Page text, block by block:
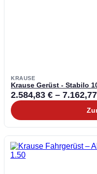
KRAUSE
Krause Gerüst - Stabilo
2.584,83 € – 7.162,77